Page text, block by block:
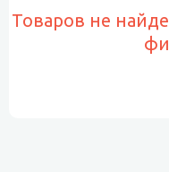
Товаров не